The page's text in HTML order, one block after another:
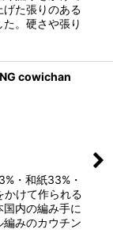
た張りのある
。硬さや張り
cowichan
・和紙33%・
かけて作られる
内の編み手に
編みのカウチン